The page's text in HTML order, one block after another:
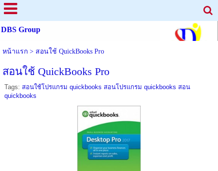
DBS Group
หน้าแรก> สอนใช้ QuickBooks Pro
สอนใช้ QuickBooks Pro
Tags: สอนใช้โปรแกรม quickbooks สอนโปรแกรม quickbooks สอน
quickbooks